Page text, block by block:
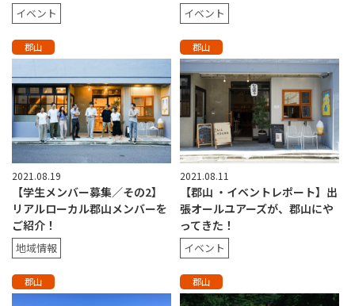
イベント イベント
郡山
2021.08.19
【学生メンバー募集／その2】
リアルローカル郡山メンバーを
ご紹介！
地域情報
郡山
2021.08.11
【郡山 ・イベントレポート】出
張オールユアーズが、郡山にや
ってきた！
イベント
郡山 郡山